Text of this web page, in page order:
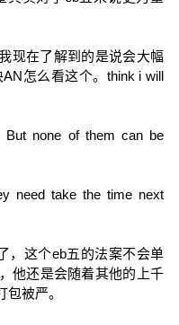
现在了解到的是说会大幅
怎么看这个。think i will
But none of them can be
need take the time next
，这个eb五的法案不会单
他还是会随着其他的上千
被严。